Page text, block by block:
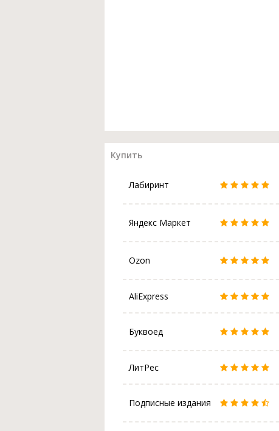
Купить
Лабиринт
Яндекс Маркет
Ozon
AliExpress
Буквоед
ЛитРес
Подписные издания